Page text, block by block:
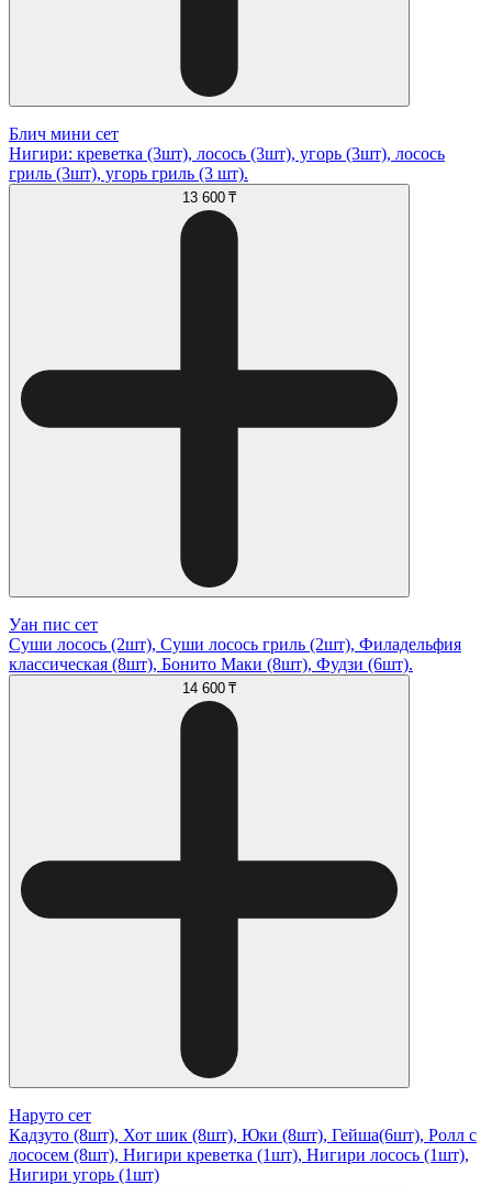
Блич мини сет
Нигири: креветка (3шт), лосось (3шт), угорь (3шт), лосось
гриль (3шт), угорь гриль (3 шт).
13 600 ₸
Уан пис сет
Суши лосось (2шт), Суши лосось гриль (2шт), Филадельфия
классическая (8шт), Бонито Маки (8шт), Фудзи (6шт).
14 600 ₸
Наруто сет
Кадзуто (8шт), Хот шик (8шт), Юки (8шт), Гейша(6шт), Ролл с
лососем (8шт), Нигири креветка (1шт), Нигири лосось (1шт),
Нигири угорь (1шт)